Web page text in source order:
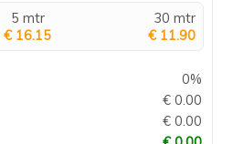
5 mtr
€ 16.15
30 mtr
€ 11.90
0%
€ 0.00
€ 0.00